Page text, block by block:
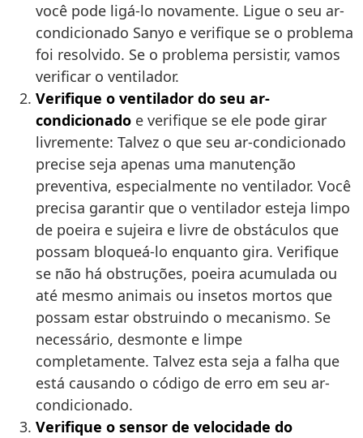
você pode ligá-lo novamente. Ligue o seu ar-
condicionado Sanyo e verifique se o problema
foi resolvido. Se o problema persistir, vamos
verificar o ventilador.
Verifique o ventilador do seu ar-
condicionado e verifique se ele pode girar
livremente: Talvez o que seu ar-condicionado
precise seja apenas uma manutenção
preventiva, especialmente no ventilador. Você
precisa garantir que o ventilador esteja limpo
de poeira e sujeira e livre de obstáculos que
possam bloqueá-lo enquanto gira. Verifique
se não há obstruções, poeira acumulada ou
até mesmo animais ou insetos mortos que
possam estar obstruindo o mecanismo. Se
necessário, desmonte e limpe
completamente. Talvez esta seja a falha que
está causando o código de erro em seu ar-
condicionado.
Verifique o sensor de velocidade do